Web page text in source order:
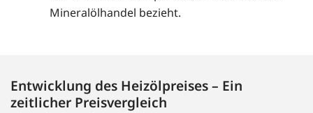
Mineralölhandel bezieht.
Entwicklung des Heizölpreises – Ein
zeitlicher Preisvergleich